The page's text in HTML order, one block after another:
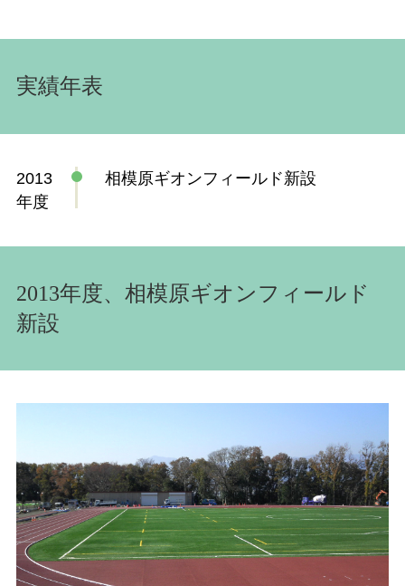
実績年表
2013
年度
相模原ギオンフィールド新設
2013年度、相模原ギオンフィールド
新設